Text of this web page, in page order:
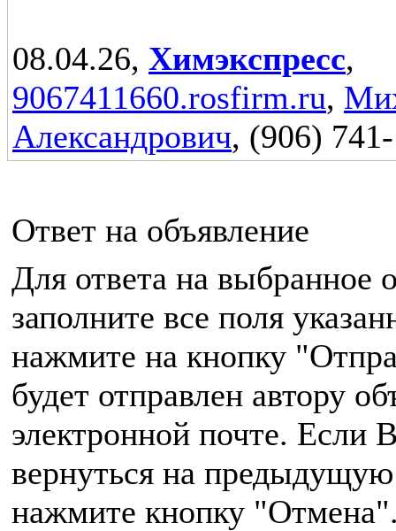
08.04.26, Химэкспресс,
9067411660.rosfirm.ru,
Александрович, (906)
Ответ на объявление
Для ответа на выбранное
заполните все поля
нажмите на кнопку
будет отправлен автору
электронной почте. Если
вернуться на
нажмите кнопку